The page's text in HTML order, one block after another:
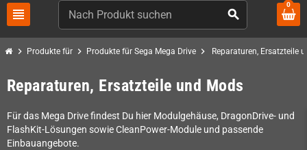
view_headline search
0
chevron_right Produkte für chevron_right Produkte für Sega Mega Drive chevron_right Reparaturen, Ersatzteile
Reparaturen, Ersatzteile und Mods
Für das Mega Drive findest Du hier Modulgehäuse, DragonDrive- und
FlashKit-Lösungen sowie CleanPower-Module und passende
Einbauangebote.